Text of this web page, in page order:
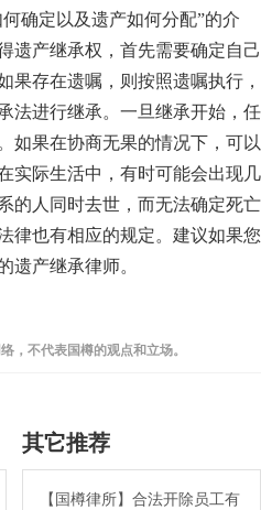
确定以及遗产如何分配”的介
遗产继承权，首先需要确定自己
果存在遗嘱，则按照遗嘱执行，
法进行继承。一旦继承开始，任
如果在协商无果的情况下，可以
实际生活中，有时可能会出现几
的人同时去世，而无法确定死亡
律也有相应的规定。建议如果您
遗产继承律师。
，不代表国樽的观点和立场。
其它推荐
【国樽律所】合法开除员工有